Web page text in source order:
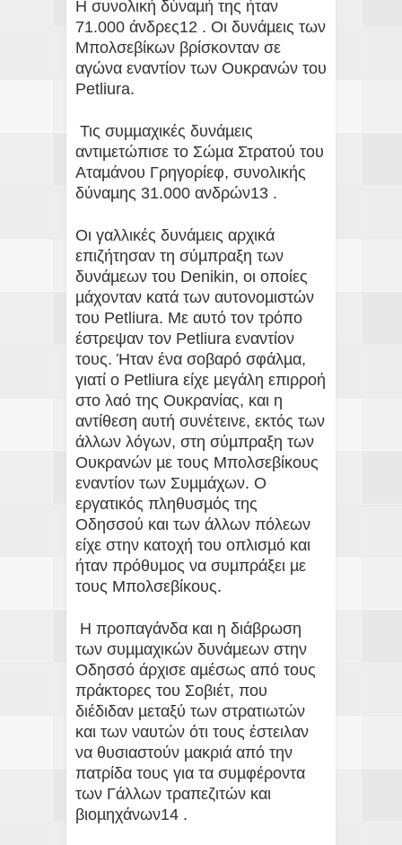
Η συνολική δύναµή της ήταν
71.000 άνδρες12 . Οι δυνάµεις των
Μπολσεβίκων βρίσκονταν σε
αγώνα εναντίον των Ουκρανών του
Petliura.
Τις συµµαχικές δυνάµεις
αντιµετώπισε το Σώµα Στρατού του
Αταµάνου Γρηγορίεφ, συνολικής
δύναµης 31.000 ανδρών13 .
Οι γαλλικές δυνάµεις αρχικά
επιζήτησαν τη σύµπραξη των
δυνάµεων του Denikin, οι οποίες
µάχονταν κατά των αυτονοµιστών
του Petliura. Με αυτό τον τρόπο
έστρεψαν τον Petliura εναντίον
τους. Ήταν ένα σοβαρό σφάλµα,
γιατί ο Petliura είχε µεγάλη επιρροή
στο λαό της Ουκρανίας, και η
αντίθεση αυτή συνέτεινε, εκτός των
άλλων λόγων, στη σύµπραξη των
Ουκρανών µε τους Μπολσεβίκους
εναντίον των Συµµάχων. Ο
εργατικός πληθυσµός της
Οδησσού και των άλλων πόλεων
είχε στην κατοχή του οπλισµό και
ήταν πρόθυµος να συµπράξει µε
τους Μπολσεβίκους.
Η προπαγάνδα και η διάβρωση
των συµµαχικών δυνάµεων στην
Οδησσό άρχισε αµέσως από τους
πράκτορες του Σοβιέτ, που
διέδιδαν µεταξύ των στρατιωτών
και των ναυτών ότι τους έστειλαν
να θυσιαστούν µακριά από την
πατρίδα τους για τα συµφέροντα
των Γάλλων τραπεζιτών και
βιοµηχάνων14 .